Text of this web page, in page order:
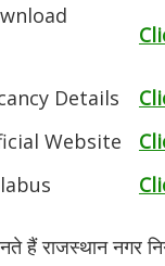
Details
Website
राजस्थान नगर निगम